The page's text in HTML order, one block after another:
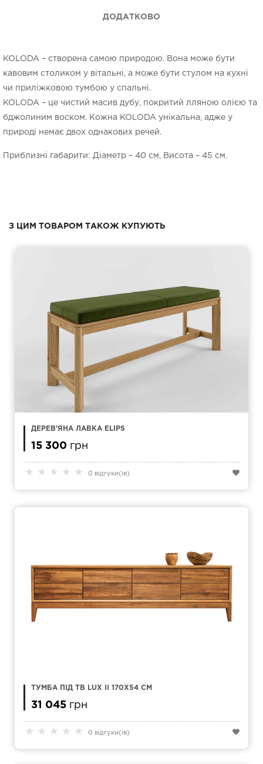
ДОДАТКОВО
KOLODA – створена самою природою. Вона може бути
кавовим столиком у вітальні, а може бути стулом на кухні
чи приліжковою тумбою у спальні.
KOLODA – це чистий масив дубу, покритий лляною олією та
бджолиним воском. Кожна KOLODA унікальна, адже у
природі немає двох однакових речей.
Приблизні габарити: Діаметр – 40 см, Висота – 45 см.
З ЦИМ ТОВАРОМ ТАКОЖ КУПУЮТЬ
★ ★ ★ ★ ★ 0 відгуки(ів)
ДЕРЕВ'ЯНА ЛАВКА ELIPS
15 300 грн
★ ★ ★ ★ ★ 0 відгуки(ів)
ТУМБА ПІД ТВ LUX II 170X54 СМ
31 045 грн